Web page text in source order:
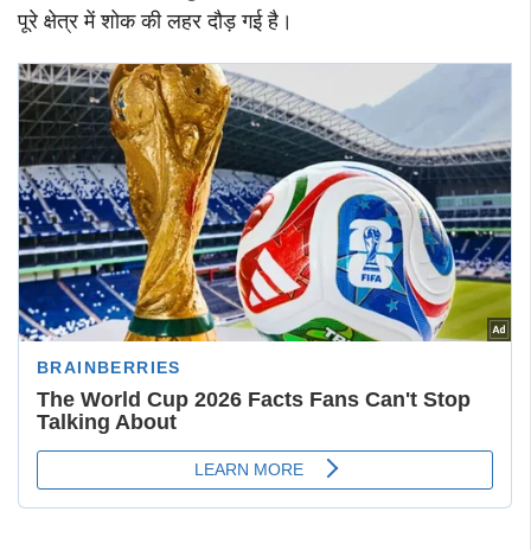
पूरे क्षेत्र में शोक की लहर दौड़ गई है।